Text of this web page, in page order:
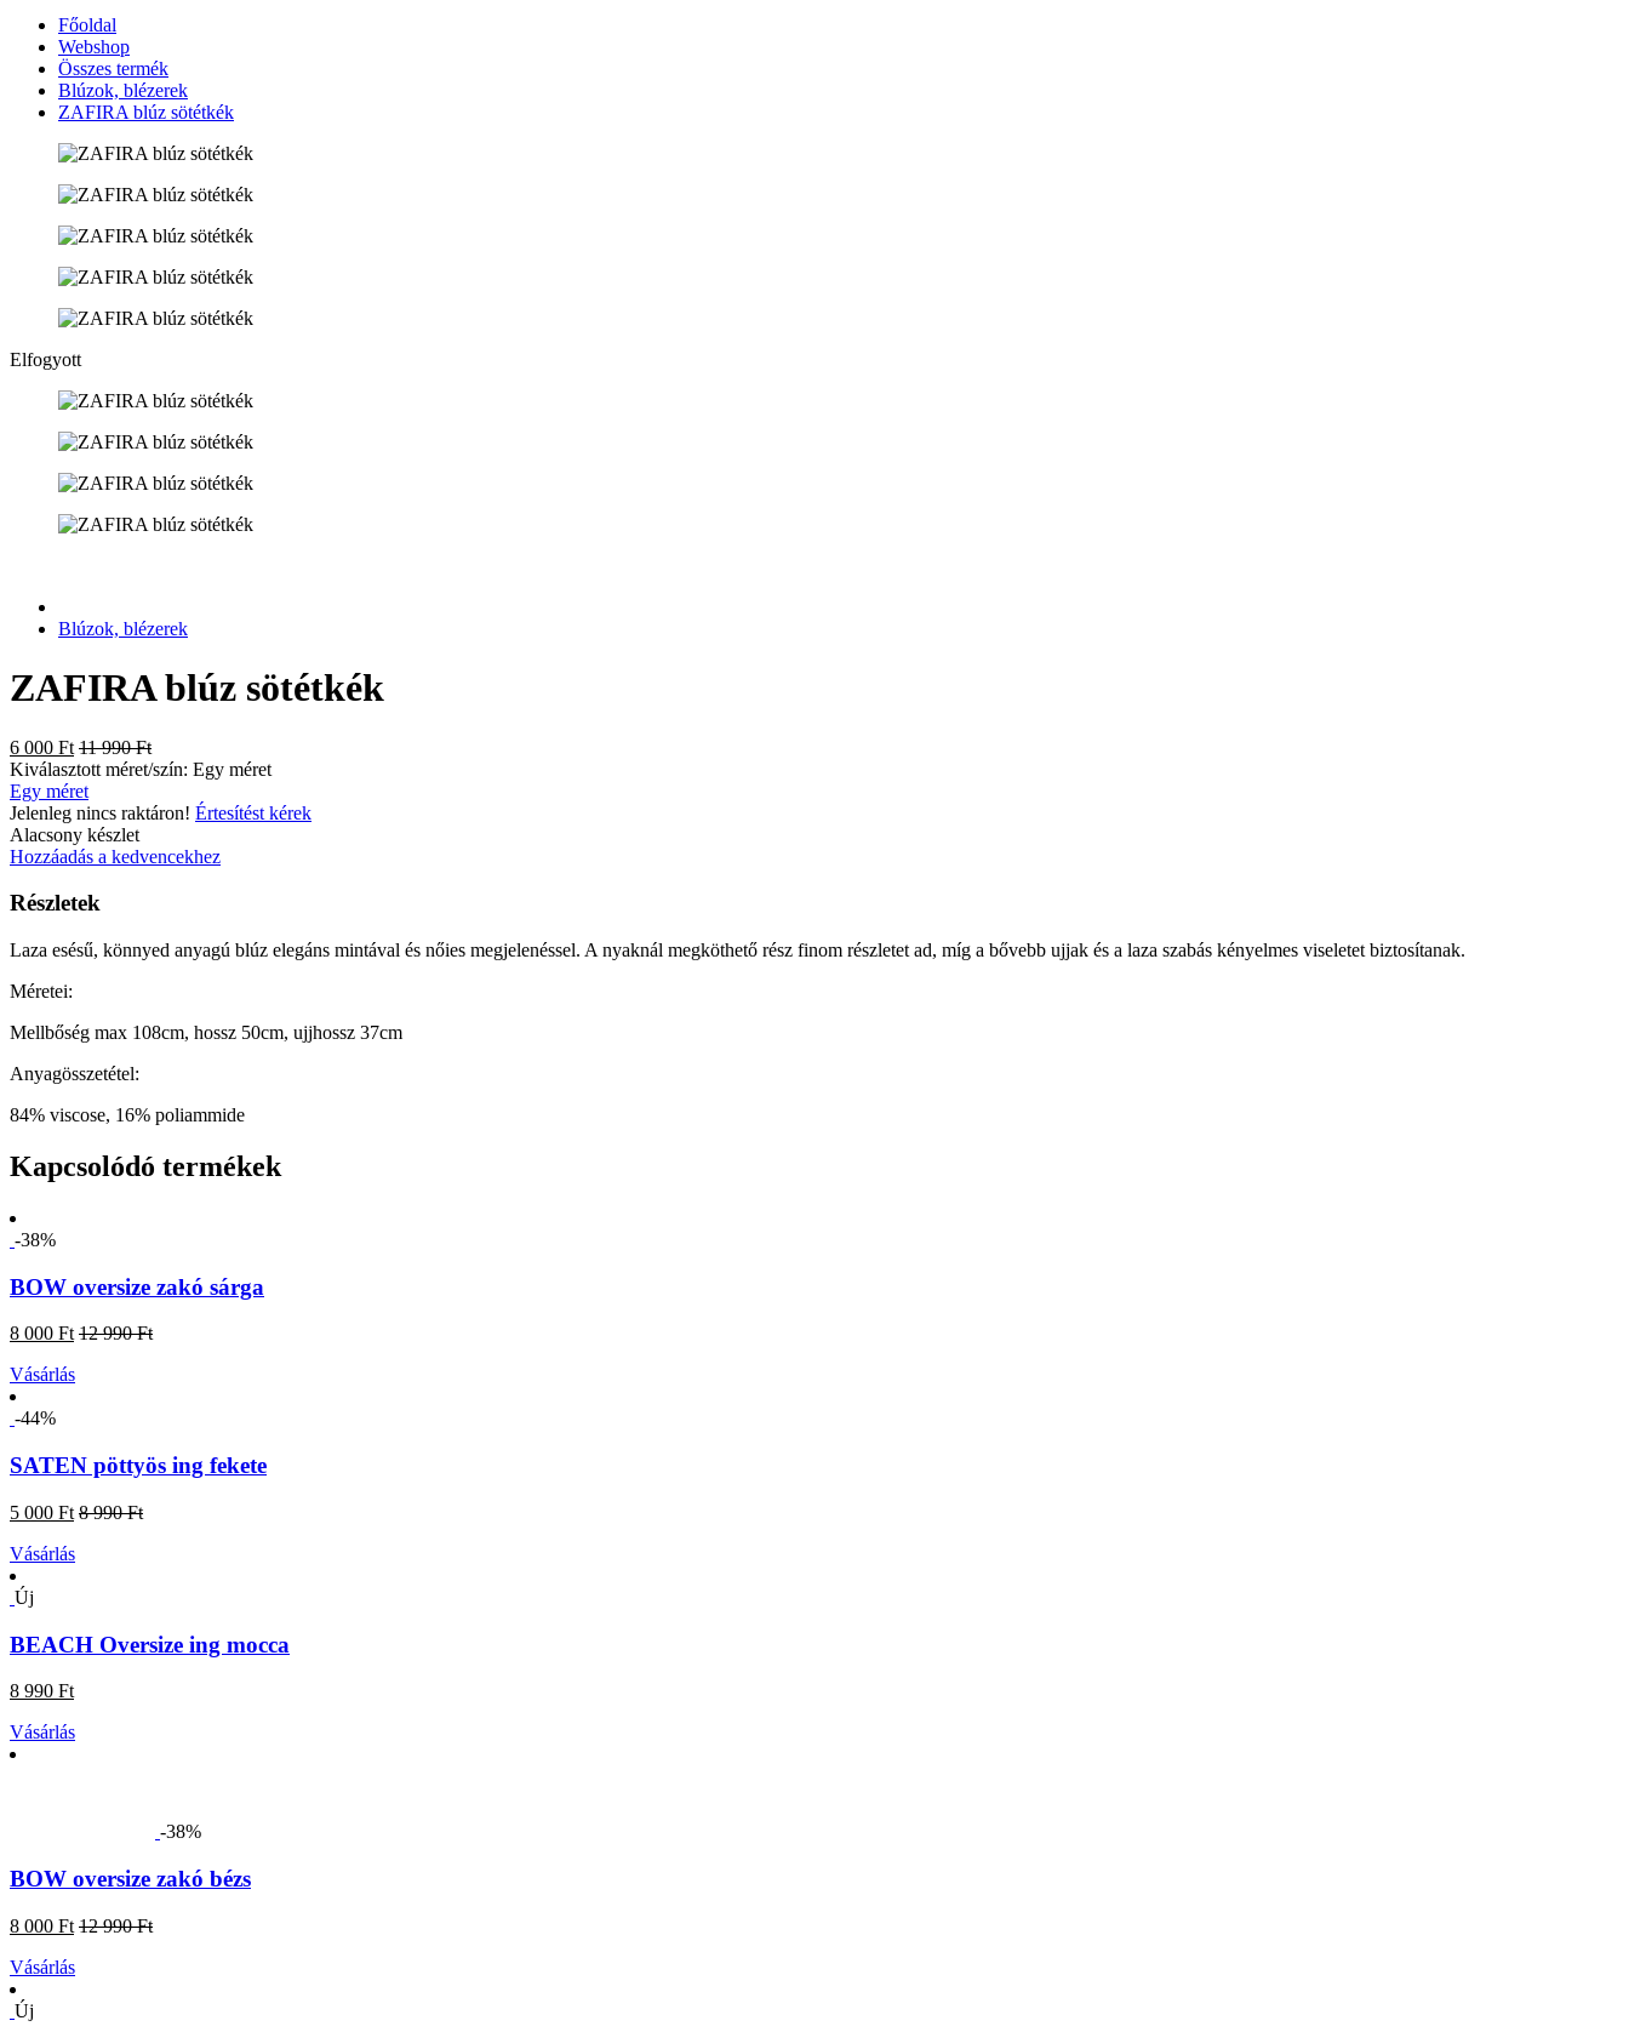
Főoldal
Webshop
Összes termék
Blúzok, blézerek
ZAFIRA blúz sötétkék
Elfogyott
Blúzok, blézerek
ZAFIRA blúz sötétkék
6 000 Ft 11 990 Ft
Kiválasztott méret/szín: Egy méret
Egy méret
Jelenleg nincs raktáron! Értesítést kérek
Alacsony készlet
Hozzáadás a kedvencekhez
Részletek
Laza esésű, könnyed anyagú blúz elegáns mintával és nőies megjelenéssel. A nyaknál megköthető rész finom részletet ad, míg a bővebb ujjak és a laza szabás kényelmes viseletet biztosítanak.
Méretei:
Mellbőség max 108cm, hossz 50cm, ujjhossz 37cm
Anyagösszetétel:
84% viscose, 16% poliammide
Kapcsolódó termékek
-38%
BOW oversize zakó sárga
8 000 Ft 12 990 Ft
Vásárlás
-44%
SATEN pöttyös ing fekete
5 000 Ft 8 990 Ft
Vásárlás
Új
BEACH Oversize ing mocca
8 990 Ft
Vásárlás
-38%
BOW oversize zakó bézs
8 000 Ft 12 990 Ft
Vásárlás
Új